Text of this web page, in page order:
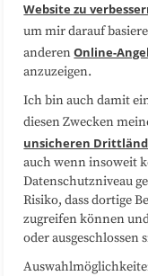
Sitemap
Folgen Sie uns
Website zu
um mir darauf
anderenOnline-
anzuzeigen.
Ich bin auch damit
diesen Zwecken
unsicheren
auch wenn insoweit
Datenschutzniveau
Risiko, dass dortige
zugreifen können
oder ausgeschlossen